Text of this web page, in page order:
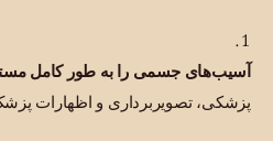
آسیب‌های جسمی را به طور کامل
پزشکی، تصویربرداری و اظهارات